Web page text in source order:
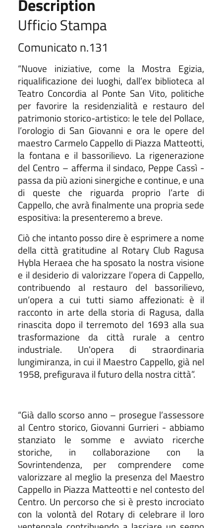
Description
Ufficio Stampa
Comunicato n.131
“Nuove iniziative, come la Mostra Egizia,
riqualificazione dei luoghi, dall’ex biblioteca al
Teatro Concordia al Ponte San Vito, politiche
per favorire la residenzialità e restauro del
patrimonio storico-artistico: le tele del Pollace,
l’orologio di San Giovanni e ora le opere del
maestro Carmelo Cappello di Piazza Matteotti,
la fontana e il bassorilievo. La rigenerazione
del Centro – afferma il sindaco, Peppe Cassì -
passa da più azioni sinergiche e continue, e una
di queste che riguarda proprio l’arte di
Cappello, che avrà finalmente una propria sede
espositiva: la presenteremo a breve.
Ciò che intanto posso dire è esprimere a nome
della città gratitudine al Rotary Club Ragusa
Hybla Heraea che ha sposato la nostra visione
e il desiderio di valorizzare l’opera di Cappello,
contribuendo al restauro del bassorilievo,
un’opera a cui tutti siamo affezionati: è il
racconto in arte della storia di Ragusa, dalla
rinascita dopo il terremoto del 1693 alla sua
trasformazione da città rurale a centro
industriale. Un'opera di straordinaria
lungimiranza, in cui il Maestro Cappello, già nel
1958, prefigurava il futuro della nostra città”.
“Già dallo scorso anno – prosegue l’assessore
al Centro storico, Giovanni Gurrieri - abbiamo
stanziato le somme e avviato ricerche
storiche, in collaborazione con la
Sovrintendenza, per comprendere come
valorizzare al meglio la presenza del Maestro
Cappello in Piazza Matteotti e nel contesto del
Centro. Un percorso che si è presto incrociato
con la volontà del Rotary di celebrare il loro